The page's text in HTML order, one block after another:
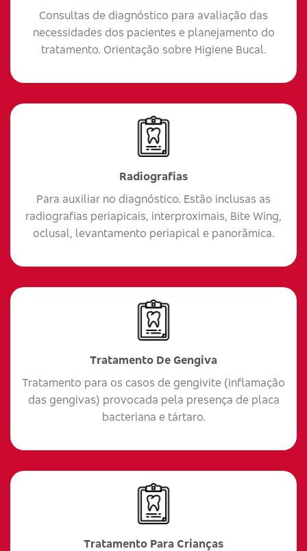
Consultas de diagnóstico para avaliação das
necessidades dos pacientes e planejamento do
tratamento. Orientação sobre Higiene Bucal.
Radiografias
Para auxiliar no diagnóstico. Estão inclusas as
radiografias periapicais, interproximais, Bite Wing,
oclusal, levantamento periapical e panorâmica.
Tratamento De Gengiva
Tratamento para os casos de gengivite (inflamação
das gengivas) provocada pela presença de placa
bacteriana e tártaro.
Tratamento Para Crianças